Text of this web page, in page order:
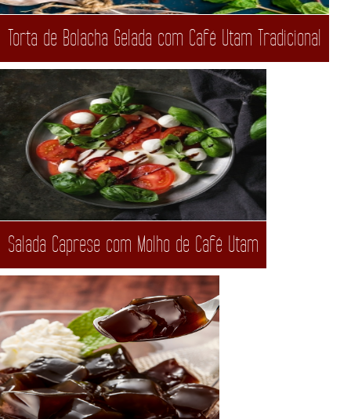
Torta de Bolacha Gelada com Café Utam Tradicional
Salada Caprese com Molho de Café Utam